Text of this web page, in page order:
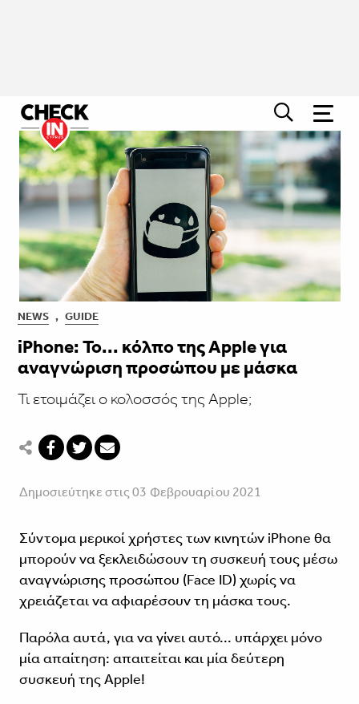
NEWS , GUIDE
iPhone: Το... κόλπο της Apple για
αναγνώριση προσώπου με μάσκα
Τι ετοιμάζει ο κολοσσός της Apple;
Δημοσιεύτηκε στις 03 Φεβρουαρίου 2021
Σύντομα μερικοί χρήστες των κινητών iPhone θα
μπορούν να ξεκλειδώσουν τη συσκευή τους μέσω
αναγνώρισης προσώπου (Face ID) χωρίς να
χρειάζεται να αφιαρέσουν τη μάσκα τους.
Παρόλα αυτά, για να γίνει αυτό... υπάρχει μόνο
μία απαίτηση: απαιτείται και μία δεύτερη
συσκευή της Apple!